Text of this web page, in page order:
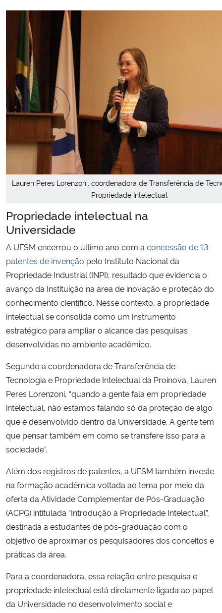
Lauren Peres Lorenzoni, coordenadora de Transferência de
Propriedade Intelectual
Propriedade intelectual na
Universidade
A UFSM encerrou o último ano com a concessão de 13
patentes de invenção pelo Instituto Nacional da
Propriedade Industrial (INPI), resultado que evidencia o
avanço da Instituição na área de inovação e proteção do
conhecimento científico. Nesse contexto, a propriedade
intelectual se consolida como um instrumento
estratégico para ampliar o alcance das pesquisas
desenvolvidas no ambiente acadêmico.
Segundo a coordenadora de Transferência de
Tecnologia e Propriedade Intelectual da Proinova, Lauren
Peres Lorenzoni, “quando a gente fala em propriedade
intelectual, não estamos falando só da proteção de algo
que é desenvolvido dentro da Universidade. A gente tem
que pensar também em como se transfere isso para a
sociedade”.
Além dos registros de patentes, a UFSM também investe
na formação acadêmica voltada ao tema por meio da
oferta da Atividade Complementar de Pós-Graduação
(ACPG) intitulada “Introdução à Propriedade Intelectual”,
destinada a estudantes de pós-graduação com o
objetivo de aproximar os pesquisadores dos conceitos e
práticas da área.
Para a coordenadora, essa relação entre pesquisa e
propriedade intelectual está diretamente ligada ao papel
da Universidade no desenvolvimento social e